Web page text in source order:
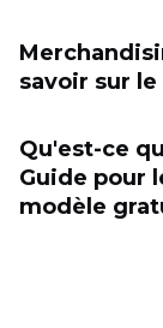
savoir sur
Qu'est-ce
Guide pour
modèle